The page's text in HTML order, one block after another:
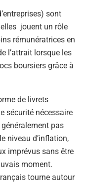
sont
jouent un rôle
rémunératrices en
l’attrait lorsque les
boursiers grâce à
de livrets
sécurité nécessaire
pas
niveau d’inflation,
imprévus sans être
moment.
tourne autour